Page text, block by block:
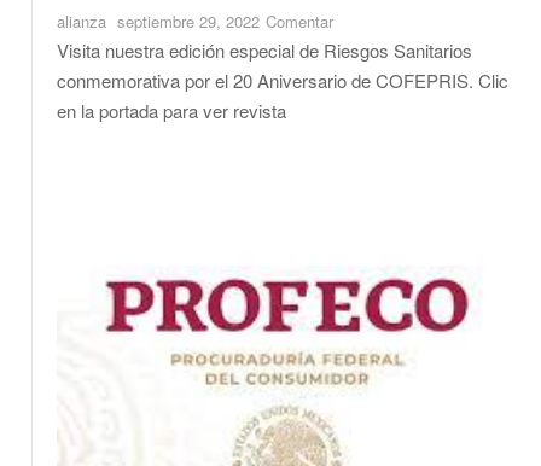
alianza septiembre 29, 2022 Comentaren
Edición
especial
COFEPRIS
Visita nuestra edición especial de Riesgos Sanitarios
conmemorativa por el 20 Aniversario de COFEPRIS. Clic
en la portada para ver revista